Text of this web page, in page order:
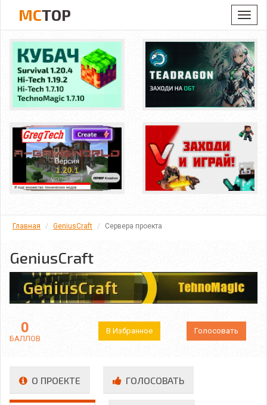
MCTOP
Главная GeniusCraft Сервера проекта
GeniusCraft
0
БАЛЛОВ
В Избранное Голосовать
О ПРОЕКТЕ ГОЛОСОВАТЬ